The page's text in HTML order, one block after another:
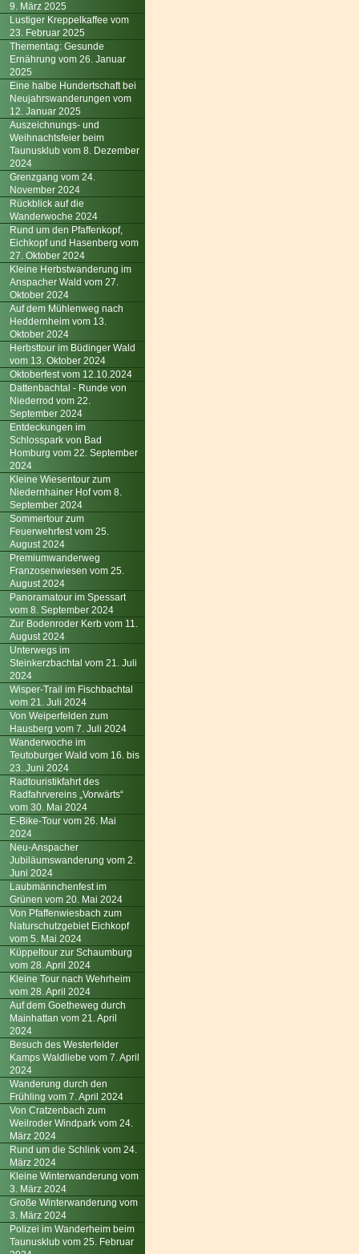
9. März 2025
Lustiger Kreppelkaffee vom
23. Februar 2025
Thementag: Gesunde
Ernährung vom 26. Januar
2025
Eine halbe Hundertschaft bei
Neujahrswanderungen vom
12. Januar 2025
Auszeichnungs- und
Weihnachtsfeier beim
Taunusklub vom 8. Dezember
2024
Grenzgang vom 24.
November 2024
Rückblick auf die
Wanderwoche 2024
Rund um den Pfaffenkopf,
Eichkopf und Hasenberg vom
27. Oktober 2024
Kleine Herbstwanderung im
Anspacher Wald vom 27.
Oktober 2024
Auf dem Mühlenweg nach
Heddernheim vom 13.
Oktober 2024
Herbsttour im Büdinger Wald
vom 13. Oktober 2024
Oktoberfest vom 12.10.2024
Dattenbachtal - Runde von
Niederrod vom 22.
September 2024
Entdeckungen im
Schlosspark von Bad
Homburg vom 22. September
2024
Kleine Wiesentour zum
Niedernhainer Hof vom 8.
September 2024
Sommertour zum
Feuerwehrfest vom 25.
August 2024
Premiumwanderweg
Franzosenwiesen vom 25.
August 2024
Panoramatour im Spessart
vom 8. September 2024
Zur Bodenroder Kerb vom 11.
August 2024
Unterwegs im
Steinkerzbachtal vom 21. Juli
2024
Wisper-Trail im Fischbachtal
vom 21. Juli 2024
Von Weiperfelden zum
Hausberg vom 7. Juli 2024
Wanderwoche im
Teutoburger Wald vom 16. bis
23. Juni 2024
Radtouristikfahrt des
Radfahrvereins „Vorwärts“
vom 30. Mai 2024
E-Bike-Tour vom 26. Mai
2024
Neu-Anspacher
Jubiläumswanderung vom 2.
Juni 2024
Laubmännchenfest im
Grünen vom 20. Mai 2024
Von Pfaffenwiesbach zum
Naturschutzgebiet Eichkopf
vom 5. Mai 2024
Küppeltour zur Schaumburg
vom 28. April 2024
Kleine Tour nach Wehrheim
vom 28. April 2024
Auf dem Goetheweg durch
Mainhattan vom 21. April
2024
Besuch des Westerfelder
Kamps Waldliebe vom 7. April
2024
Wanderung durch den
Frühling vom 7. April 2024
Von Cratzenbach zum
Weilroder Windpark vom 24.
März 2024
Rund um die Schlink vom 24.
März 2024
Kleine Winterwanderung vom
3. März 2024
Große Winterwanderung vom
3. März 2024
Polizei im Wanderheim beim
Taunusklub vom 25. Februar